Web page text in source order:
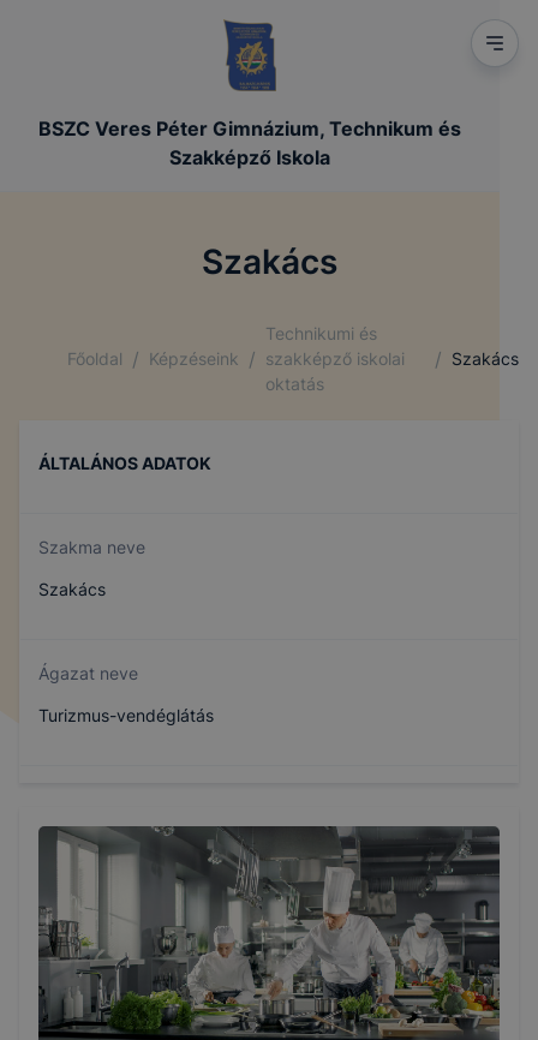
BSZC Veres Péter Gimnázium, Technikum és
Szakképző Iskola
Szakács
Főoldal / Képzéseink /
Technikumi és
szakképző iskolai
oktatás
/ Szakács
ÁLTALÁNOS ADATOK
Szakma neve
Szakács
Ágazat neve
Turizmus-vendéglátás
410132305
Képzés időtartama
3 év